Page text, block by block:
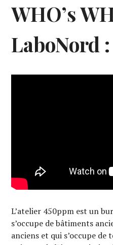
WHO’s
LaboNord
L’atelier 450ppm est un
s’occupe de bâtiments
anciens et qui s’occupe de